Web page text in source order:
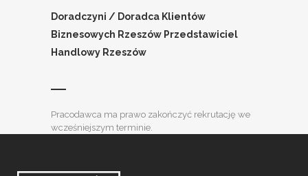
Doradczyni / Doradca Klientów
Biznesowych Rzeszów Przedstawiciel
Handlowy Rzeszów
Pracodawca ma prawo zakończyć rekrutację we
wcześniejszym terminie.